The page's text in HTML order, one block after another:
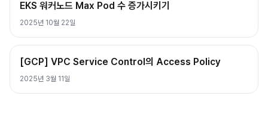
EKS 워커노드 Max Pod 수 증가시키기
2025년 10월 22일
[GCP] VPC Service Control의 Access Policy
2025년 3월 11일